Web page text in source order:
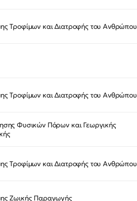
Τροφίμων και Διατροφής του Ανθρώπου
Τροφίμων και Διατροφής του Ανθρώπου
Φυσικών Πόρων και Γεωργικής
Τροφίμων και Διατροφής του Ανθρώπου
Ζωικής Παραγωγής